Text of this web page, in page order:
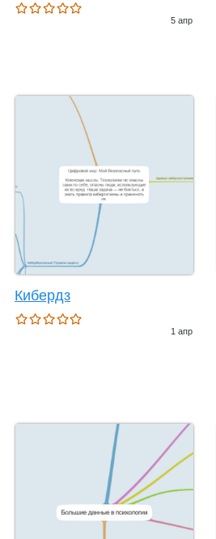
5 апр
Кибердз
1 апр